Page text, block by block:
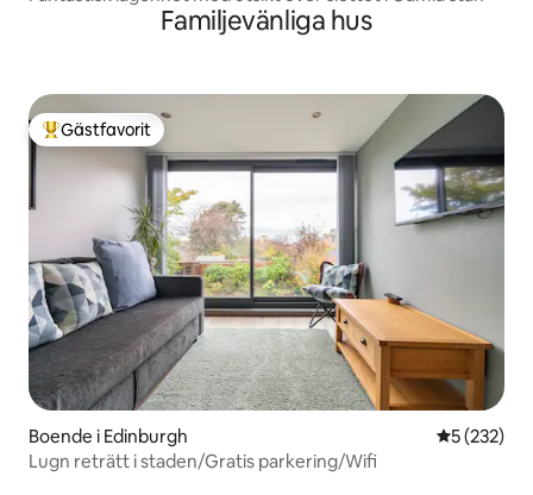
Familjevänliga hus
Populär gästfavorit
Gästfavorit
Boende i Edinburgh 5 av 5 i
5 (232)
Lugn reträtt i staden/Gratis parkering/Wifi